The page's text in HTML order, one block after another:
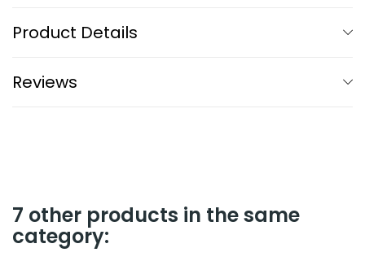
Product Details
Reviews
7 other products in the same
category: